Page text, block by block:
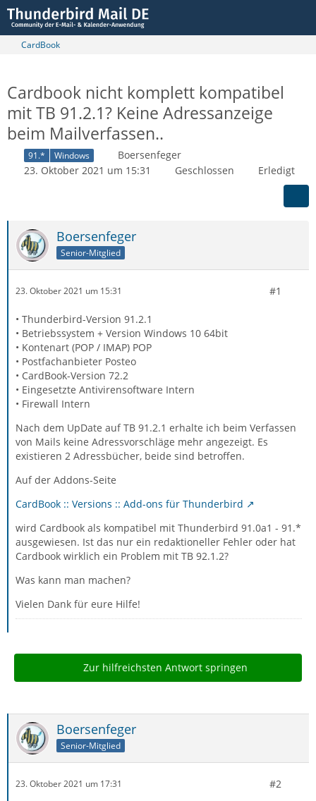
CardBook
Cardbook nicht komplett kompatibel
mit TB 91.2.1? Keine Adressanzeige
beim Mailverfassen..
91.* Windows
Boersenfeger
23. Oktober 2021 um 15:31
Geschlossen Erledigt
Boersenfeger
Senior-Mitglied
23. Oktober 2021 um 15:31 #1
• Thunderbird-Version 91.2.1
• Betriebssystem + Version Windows 10 64bit
• Kontenart (POP / IMAP) POP
• Postfachanbieter Posteo
• CardBook-Version 72.2
• Eingesetzte Antivirensoftware Intern
• Firewall Intern
Nach dem UpDate auf TB 91.2.1 erhalte ich beim Verfassen
von Mails keine Adressvorschläge mehr angezeigt. Es
existieren 2 Adressbücher, beide sind betroffen.
Auf der Addons-Seite
CardBook :: Versions :: Add-ons für Thunderbird
wird Cardbook als kompatibel mit Thunderbird 91.0a1 - 91.*
ausgewiesen. Ist das nur ein redaktioneller Fehler oder hat
Cardbook wirklich ein Problem mit TB 92.1.2?
Was kann man machen?
Vielen Dank für eure Hilfe!
Zur hilfreichsten Antwort springen
Boersenfeger
Senior-Mitglied
23. Oktober 2021 um 17:31 #2